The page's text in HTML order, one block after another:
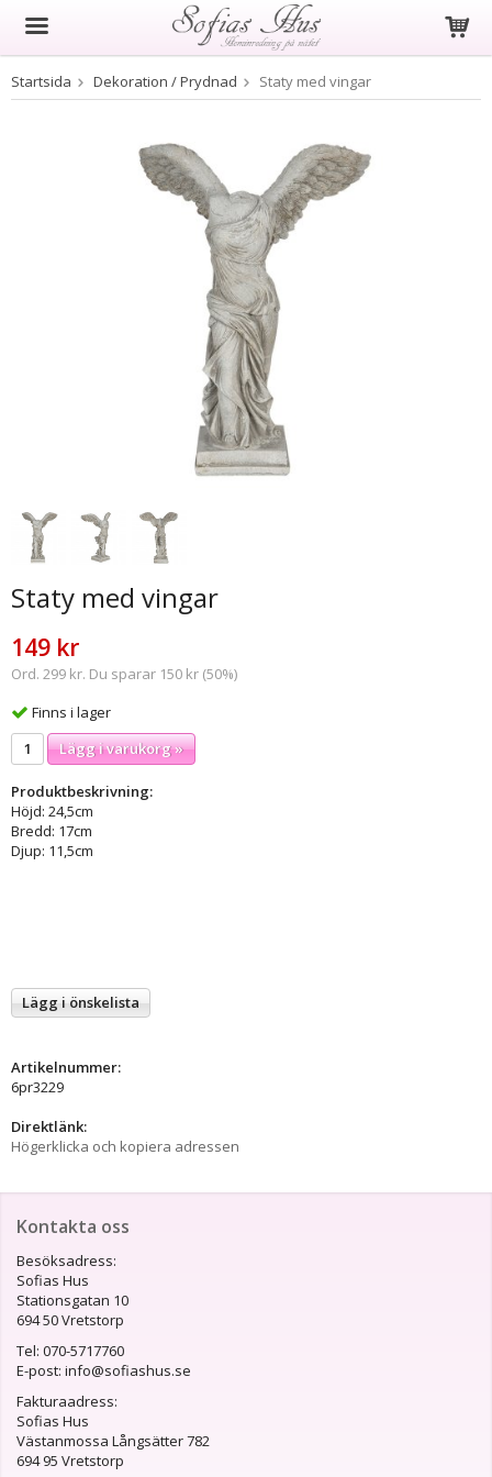
Produkten har blivit tillagd i varukorgen
Startsida Dekoration / Prydnad Staty med vingar
Staty med vingar
149 kr
Ord. 299 kr. Du sparar 150 kr (50%)
Finns i lager
Lägg i varukorg »
Produktbeskrivning:
Höjd: 24,5cm
Bredd: 17cm
Djup: 11,5cm
Lägg i önskelista
Artikelnummer:
6pr3229
Direktlänk:
Högerklicka och kopiera adressen
Kontakta oss
Besöksadress:
Sofias Hus
Stationsgatan 10
694 50 Vretstorp
Tel: 070-5717760
E-post: info@sofiashus.se
Fakturaadress:
Sofias Hus
Västanmossa Långsätter 782
694 95 Vretstorp